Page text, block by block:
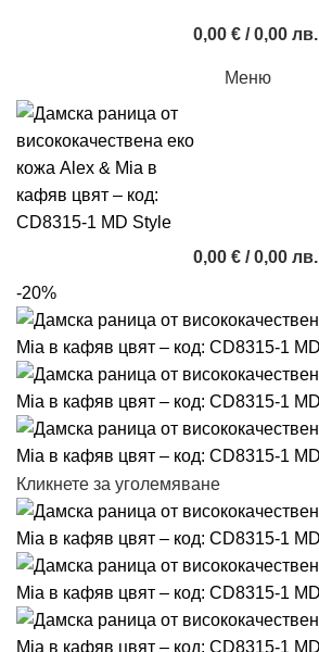
0,00 € / 0,00 лв.
Меню
0,00 € / 0,00 лв.
-20%
Кликнете за уголемяване